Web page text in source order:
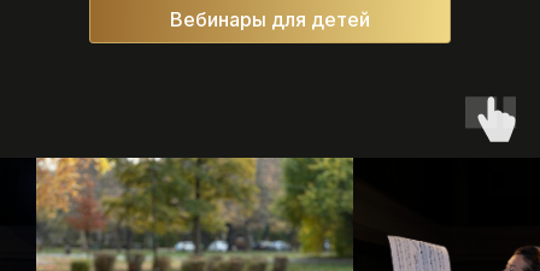
Вебинары для детей